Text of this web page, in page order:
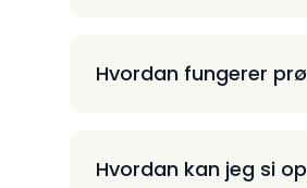
Hvordan fungerer
Hvordan kan jeg si